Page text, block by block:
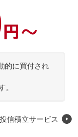
的に買付され
。
投信積立サービス